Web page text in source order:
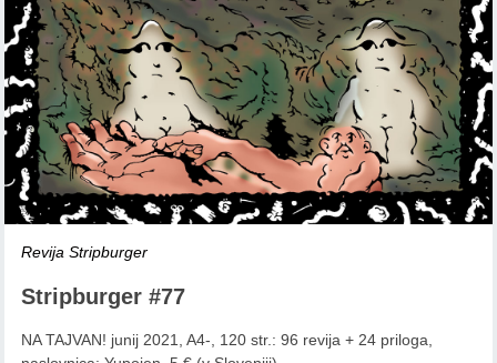
Revija Stripburger
Stripburger #77
NA TAJVAN! junij 2021, A4-, 120 str.: 96 revija + 24 priloga,